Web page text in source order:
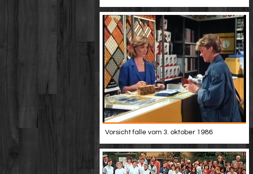
Vorsicht falle vom 3. oktober 1986